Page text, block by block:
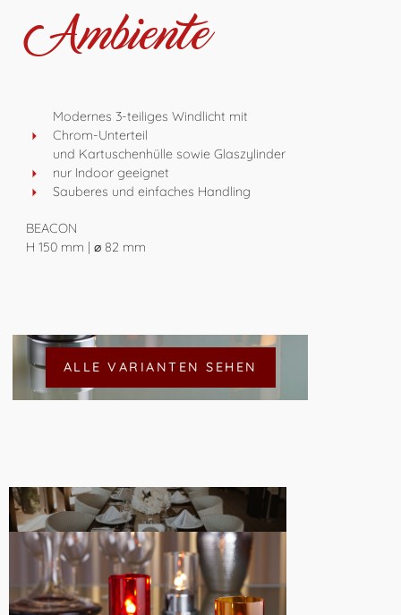
Ambiente
Modernes 3-teiliges Windlicht mit
Chrom-Unterteil
und Kartuschenhülle sowie Glaszylinder
nur Indoor geeignet
Sauberes und einfaches Handling
BEACON
H 150 mm | ⌀ 82 mm
ALLE VARIANTEN SEHEN